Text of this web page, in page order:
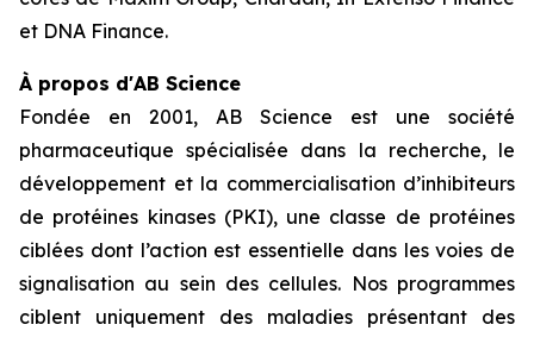
et DNA Finance.
À propos d'AB Science
Fondée en 2001, AB Science est une société
pharmaceutique spécialisée dans la recherche, le
développement et la commercialisation d’inhibiteurs
de protéines kinases (PKI), une classe de protéines
ciblées dont l’action est essentielle dans les voies de
signalisation au sein des cellules. Nos programmes
ciblent uniquement des maladies présentant des